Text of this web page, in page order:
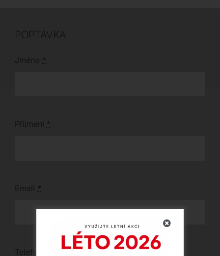
POPTÁVKA
Jméno *
Příjmení *
Email *
Telefon